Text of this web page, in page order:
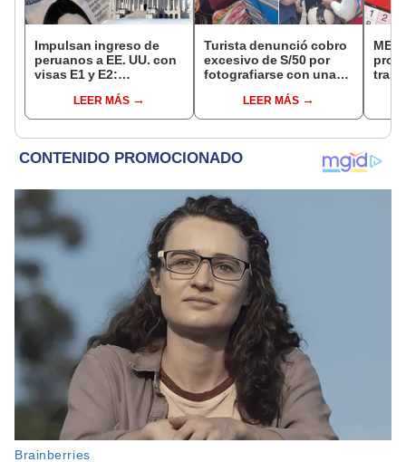
Impulsan ingreso de
peruanos a EE. UU. con
visas E1 y E2:
pymes serían los más
beneficiados
LEER MÁS
Turista denunció cobro
excesivo de S/50 por
fotografiarse con una
serenazgo recuperó el
dinero
LEER MÁS
MEF